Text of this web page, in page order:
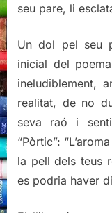
seu pare, li
Un dol pel seu
inicial del
ineludiblement,
realitat, de no
seva raó i
“Pòrtic”:
la pell dels teus
es podria haver